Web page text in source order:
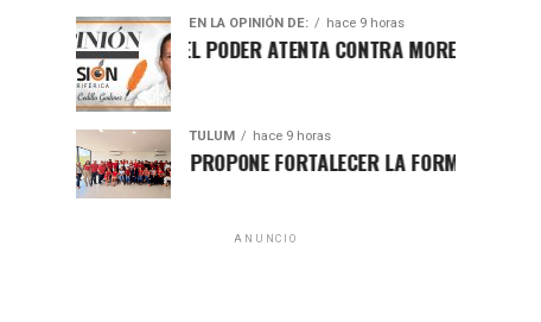
EN LA OPINIÓN DE: hace 9 horas
LUCHA POR EL PODER ATENTA CONTRA MORENA EN Q.ROO
TULUM hace 9 horas
HUGO ALDAY PROPONE FORTALECER LA FORMACIÓN
ANUNCIO